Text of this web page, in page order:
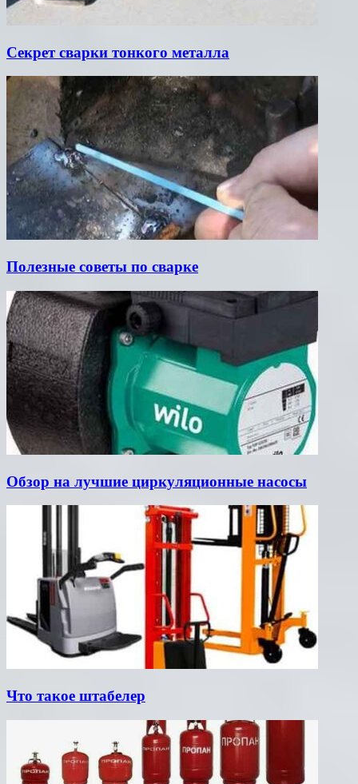
Секрет сварки тонкого металла
Полезные советы по сварке
Обзор на лучшие циркуляционные насосы
Что такое штабелер